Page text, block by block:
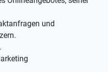
und